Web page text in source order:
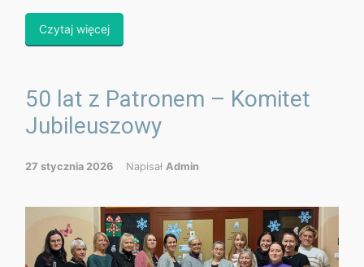
Czytaj więcej
50 lat z Patronem – Komitet
Jubileuszowy
27 stycznia 2026 Napisał Admin